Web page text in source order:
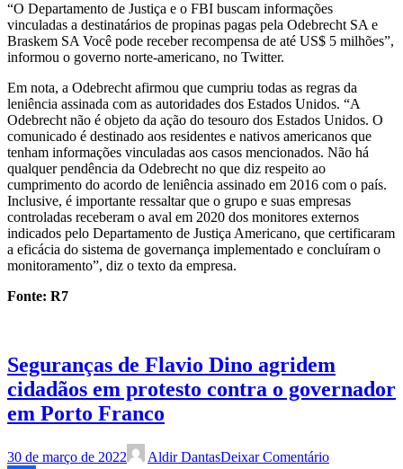
“O Departamento de Justiça e o FBI buscam informações
vinculadas a destinatários de propinas pagas pela Odebrecht SA e
Braskem SA Você pode receber recompensa de até US$ 5 milhões”,
informou o governo norte-americano, no Twitter.
Em nota, a Odebrecht afirmou que cumpriu todas as regras da
leniência assinada com as autoridades dos Estados Unidos. “A
Odebrecht não é objeto da ação do tesouro dos Estados Unidos. O
comunicado é destinado aos residentes e nativos americanos que
tenham informações vinculadas aos casos mencionados. Não há
qualquer pendência da Odebrecht no que diz respeito ao
cumprimento do acordo de leniência assinado em 2016 com o país.
Inclusive, é importante ressaltar que o grupo e suas empresas
controladas receberam o aval em 2020 dos monitores externos
indicados pelo Departamento de Justiça Americano, que certificaram
a eficácia do sistema de governança implementado e concluíram o
monitoramento”, diz o texto da empresa.
Fonte: R7
Seguranças de Flavio Dino agridem
cidadãos em protesto contra o governador
em Porto Franco
30 de março de 2022 Aldir DantasDeixar Comentário